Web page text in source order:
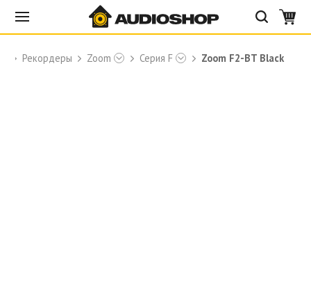
Рекордеры Zoom Серия F Zoom F2-BT Black